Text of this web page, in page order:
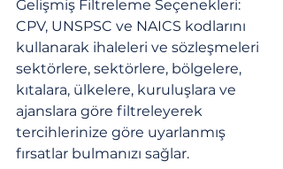
Gelişmiş Filtreleme Seçenekleri:
CPV, UNSPSC ve NAICS kodlarını
kullanarak ihaleleri ve sözleşmeleri
sektörlere, sektörlere, bölgelere,
kıtalara, ülkelere, kuruluşlara ve
ajanslara göre filtreleyerek
tercihlerinize göre uyarlanmış
fırsatlar bulmanızı sağlar.